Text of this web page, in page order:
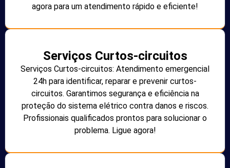
agora para um atendimento rápido e eficiente!
Serviços Curtos-circuitos
Serviços Curtos-circuitos: Atendimento emergencial
24h para identificar, reparar e prevenir curtos-
circuitos. Garantimos segurança e eficiência na
proteção do sistema elétrico contra danos e riscos.
Profissionais qualificados prontos para solucionar o
problema. Ligue agora!